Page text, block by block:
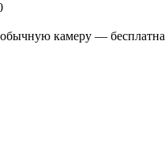
камеру —